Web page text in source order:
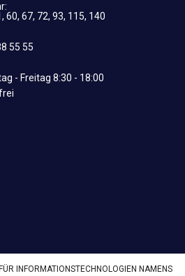
60, 67, 72, 93, 115, 140
55 55
- Freitag 8:30 - 18:00
INFORMATIONSTECHNOLOGIEN NAMENS